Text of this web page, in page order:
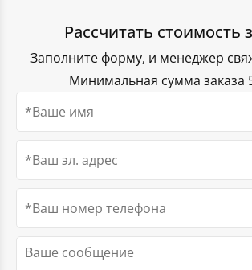
Чехлы на кулеры
Рассчитать стоимость
Заполните форму, и менеджер
Минимальная сумма заказа